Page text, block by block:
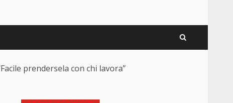
prendersela con chi lavora”